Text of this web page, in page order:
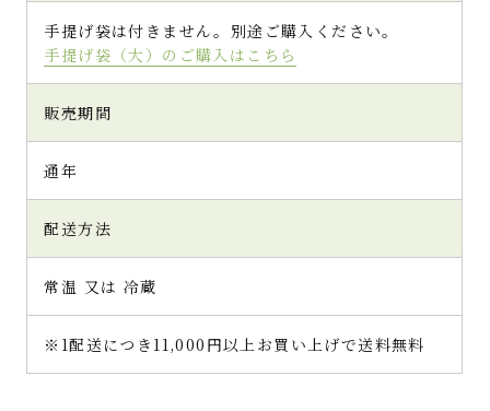
手提げ袋は付きません。別途ご購入ください。
手提げ袋（大）のご購入はこちら
販売期間
通年
配送方法
常温 又は 冷蔵
※1配送につき11,000円以上お買い上げで送料無料